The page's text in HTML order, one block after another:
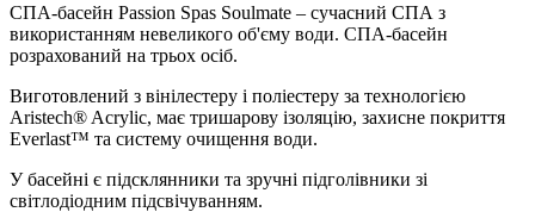
СПА-басейн Passion Spas Soulmate – сучасний СПА з
використанням невеликого об'єму води. СПА-басейн
розрахований на трьох осіб.
Виготовлений з вінілестеру і поліестеру за технологією
Aristech® Acrylic, має тришарову ізоляцію, захисне покриття
Everlast™ та систему очищення води.
У басейні є підсклянники та зручні підголівники зі
світлодіодним підсвічуванням.